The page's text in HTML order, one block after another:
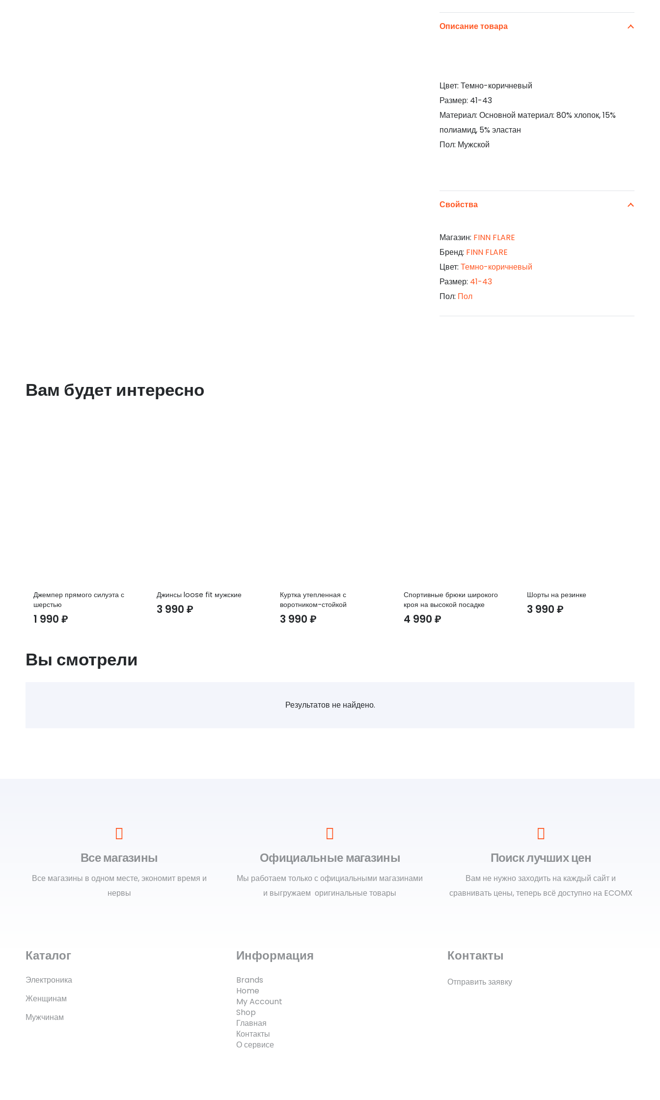
Описание товара
Цвет: Темно-коричневый
Размер: 41-43
Материал: Основной материал: 80% хлопок, 15%
полиамид, 5% эластан
Пол: Мужской
Свойства
Магазин: FINN FLARE
Бренд: FINN FLARE
Цвет: Темно-коричневый
Размер: 41-43
Пол: Пол
Вам будет интересно
Джемпер прямого силуэта с
шерстью
1 990 ₽
Джинсы loose fit мужские
3 990₽
Куртка утепленная с
воротником-стойкой
3 990₽
Спортивные брюки широкого
кроя на высокой посадке
4 990 ₽
Шорты на резинке
3 990 ₽
Вы смотрели
Результатов не найдено.
Все магазины
Все магазины в одном месте, экономит время и
нервы
Официальные магазины
Мы работаем только с официальными магазинами
и выгружаем оригинальные товары
Поиск лучших цен
Вам не нужно заходить на каждый сайт и
сравнивать цены, теперь всё доступно на ECOMX
Каталог
Электроника
Женщинам
Мужчинам
Информация
Brands
Home
My Account
Shop
Главная
Контакты
О сервисе
Контакты
Отправить заявку